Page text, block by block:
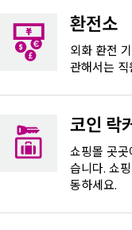
환전소
외화 환전
관해서는
코인 락
쇼핑몰 곳
습니다. 쇼
동하세요.